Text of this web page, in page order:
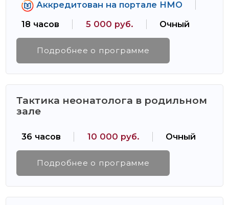
Аккредитован на портале НМО
18 часов
5 000 руб. Очный
Подробнее о программе
Тактика неонатолога в родильном
зале
36 часов 10 000 руб. Очный
Подробнее о программе